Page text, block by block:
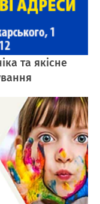
та якісне